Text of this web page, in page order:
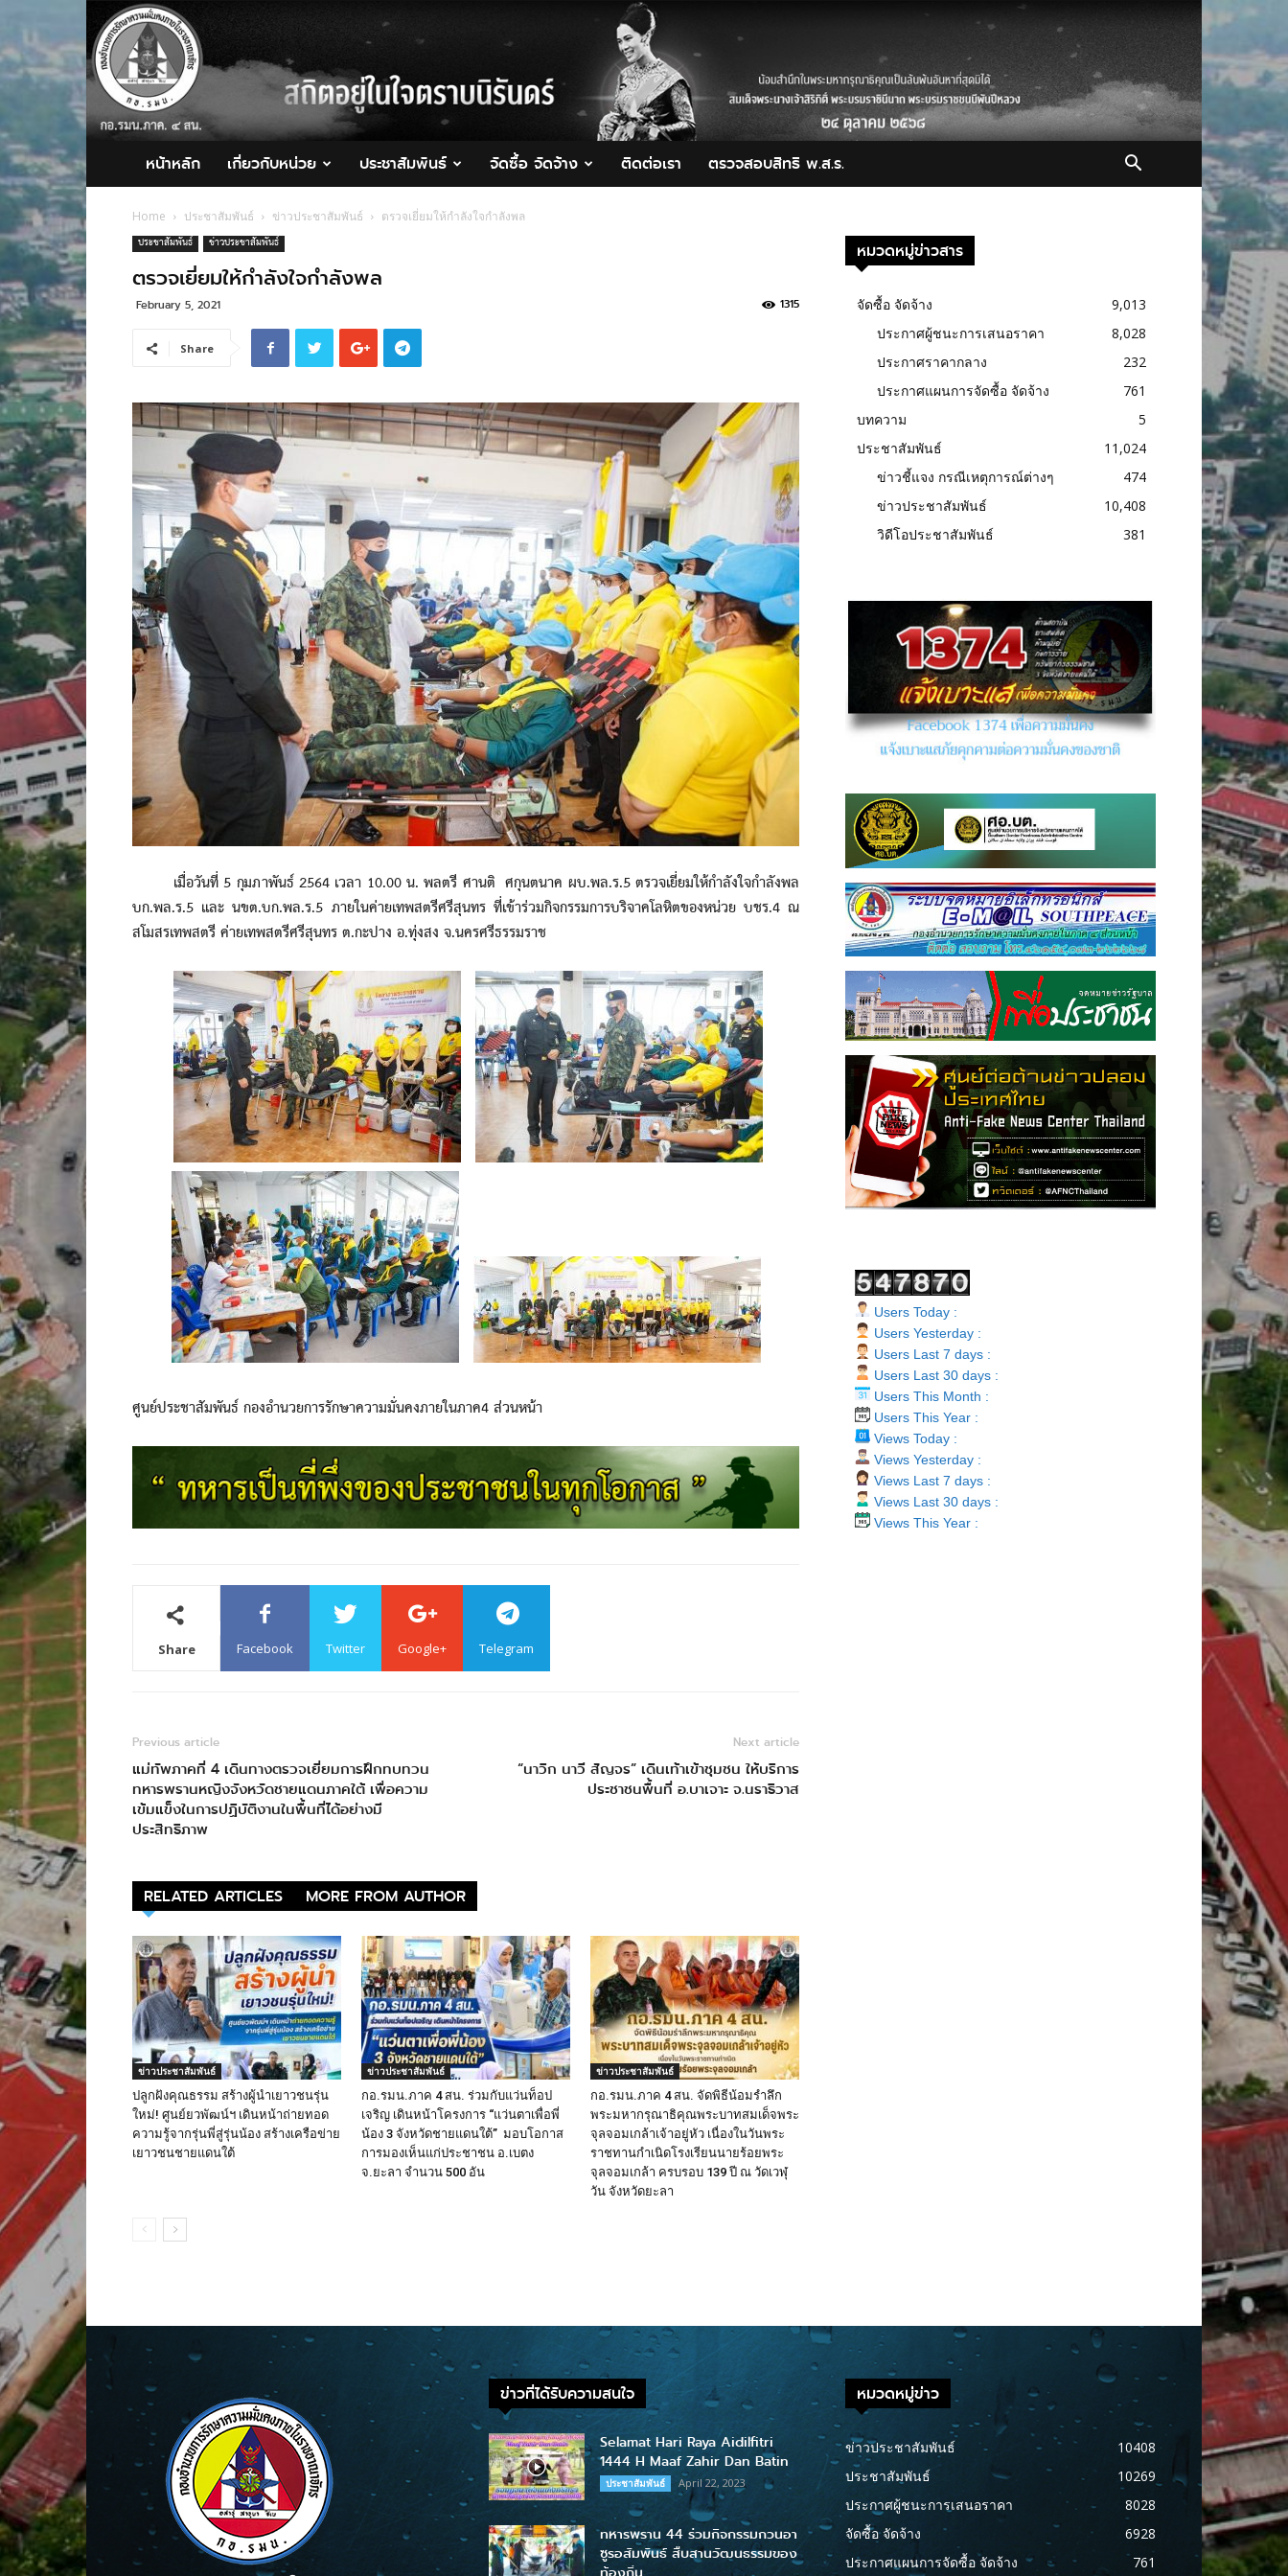
กอ.รมน.ภาค
4
สน.
หน้าหลัก เกี่ยวกับหน่วย ประชาสัมพันธ์ จัดซื้อ จัดจ้าง ติดต่อเรา ตรวจสอบสิทธิ พ.ส.ร.
Home ประชาสัมพันธ์ ข่าวประชาสัมพันธ์ ตรวจเยี่ยมให้กำลังใจกำลังพล
ประชาสัมพันธ์ ข่าวประชาสัมพันธ์
ตรวจเยี่ยมให้กำลังใจกำลังพล
February 5, 2021 1315
Share
เมื่อวันที่ 5 กุมภาพันธ์ 2564​ เวลา​ 10.00​ น.​ พลตรี​ ศานติ ศกุนตนาค ผบ.พล.ร.5 ตรวจเยี่ยมให้กำลังใจกำลังพล
บก.พล.ร.5 และ นขต.บก.พล.ร.5 ภายในค่ายเทพสตรีศรีสุนทร ที่เข้าร่วมกิจกรรมการบริจาคโลหิตของหน่วย บชร.4 ณ
สโมสรเทพสตรี ค่ายเทพสตรีศรีสุนทร ต.กะปาง อ.ทุ่งสง จ.นครศรีธรรมราช
ศูนย์ประชาสัมพันธ์ กองอำนวยการรักษาความมั่นคงภายในภาค4 ส่วนหน้า
Share Facebook Twitter Google+ Telegram
Previous article
แม่ทัพภาคที่ 4 เดินทางตรวจเยี่ยมการฝึกทบทวน
ทหารพรานหญิงจังหวัดชายแดนภาคใต้ เพื่อความ
เข้มแข็งในการปฏิบัติงานในพื้นที่ได้อย่างมี
ประสิทธิภาพ
Next article
“นาวิก นาวี สัญจร” เดินเท้าเข้าชุมชน ให้บริการ
ประชาชนพื้นที่ อ.บาเจาะ จ.นราธิวาส
RELATED ARTICLES MORE FROM AUTHOR
ข่าวประชาสัมพันธ์
ปลูกฝังคุณธรรม สร้างผู้นำเยาวชนรุ่น
ใหม่! ศูนย์ยวพัฒน์ฯ เดินหน้าถ่ายทอด
ความรู้จากรุ่นพี่สู่รุ่นน้อง สร้างเครือข่าย
เยาวชนชายแดนใต้
ข่าวประชาสัมพันธ์
กอ.รมน.ภาค 4 สน. ร่วมกับแว่นท็อป
เจริญ เดินหน้าโครงการ “แว่นตาเพื่อพี่
น้อง 3 จังหวัดชายแดนใต้” มอบโอกาส
การมองเห็นแก่ประชาชน อ.เบตง
จ.ยะลา จำนวน 500 อัน
ข่าวประชาสัมพันธ์
กอ.รมน.ภาค 4 สน. จัดพิธีน้อมรำลึก
พระมหากรุณาธิคุณพระบาทสมเด็จพระ
จุลจอมเกล้าเจ้าอยู่หัว เนื่องในวันพระ
ราชทานกำเนิดโรงเรียนนายร้อยพระ
จุลจอมเกล้า ครบรอบ 139 ปี ณ วัดเวฬุ
วัน จังหวัดยะลา
หมวดหมู่ข่าวสาร
จัดซื้อ จัดจ้าง
9,013
ประกาศผู้ชนะการเสนอราคา
8,028
ประกาศราคากลาง
232
ประกาศแผนการจัดซื้อ จัดจ้าง
761
บทความ
5
ประชาสัมพันธ์
11,024
ข่าวชี้แจง กรณีเหตุการณ์ต่างๆ
474
ข่าวประชาสัมพันธ์
10,408
วิดีโอประชาสัมพันธ์
381
Users Today :
Users Yesterday :
Users Last 7 days :
Users Last 30 days :
Users This Month :
Users This Year :
Views Today :
Views Yesterday :
Views Last 7 days :
Views Last 30 days :
Views This Year :
ข่าวที่ได้รับความสนใจ
Selamat Hari Raya Aidilfitri
1444 H Maaf Zahir Dan Batin
ประชาสัมพันธ์ April 22, 2023
ทหารพราน 44 ร่วมกิจกรรมกวนอา
ซูรอสัมพันธ์ สืบสานวัฒนธรรมของ
หมวดหมู่ข่าว
ข่าวประชาสัมพันธ์
10408
ประชาสัมพันธ์
10269
ประกาศผู้ชนะการเสนอราคา
8028
จัดซื้อ จัดจ้าง
6928
ประกาศแผนการจัดซื้อ จัดจ้าง
761